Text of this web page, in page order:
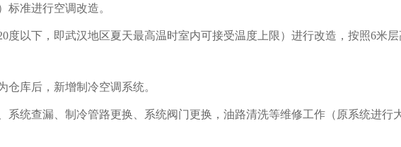
标准进行空调改造。
度以下，即武汉地区夏天最高温时室内可接受温度上限）进行改造，按照6米
仓库后，新增制冷空调系统。
系统查漏、制冷管路更换、系统阀门更换，油路清洗等维修工作（原系统进行